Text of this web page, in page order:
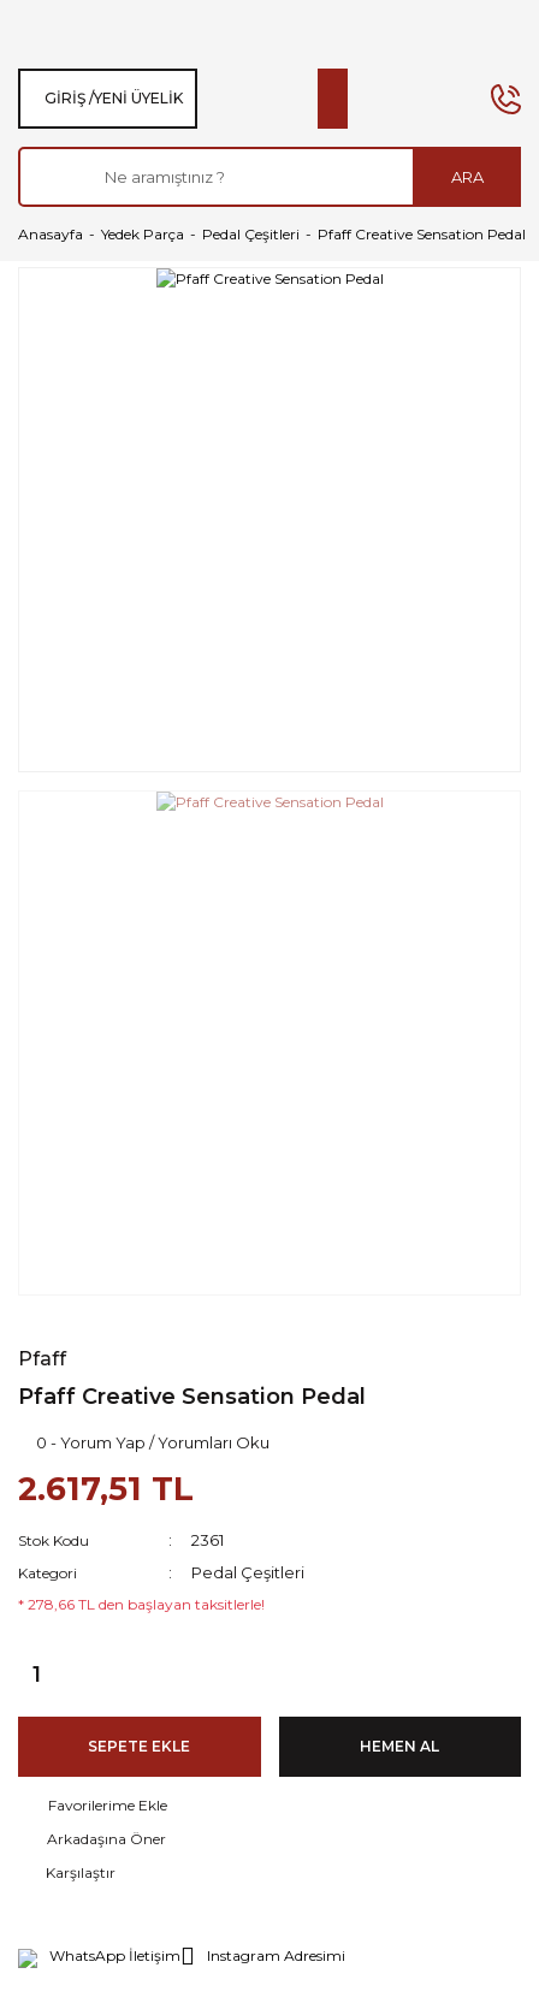
ARA
GIRIŞ /YENI ÜYELIK
Anasayfa Yedek Parça Pedal Çeşitleri Pfaff Creative Sensation Pedal
Pfaff
Pfaff Creative Sensation Pedal
0 - Yorum Yap / Yorumları Oku
2.617,51 TL
Stok Kodu 2361
Kategori Pedal Çeşitleri
* 278,66 TL den başlayan taksitlerle!
SEPETE EKLE HEMEN AL
Arkadaşına Öner
Karşılaştır
WhatsApp İletişim Instagram Adresimi